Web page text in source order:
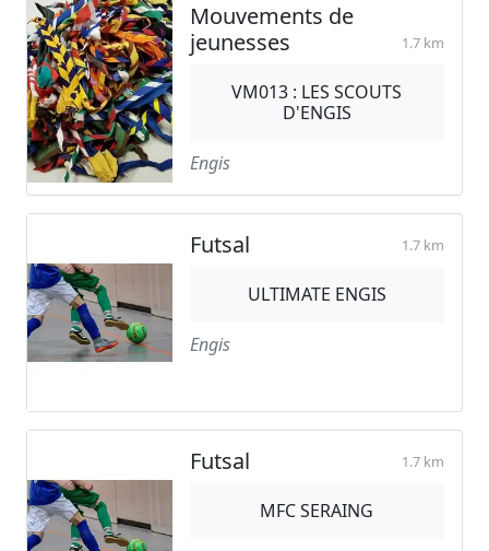
Mouvements de
jeunesses
1.7 km
VM013 : LES SCOUTS
D'ENGIS
Engis
Futsal 1.7 km
ULTIMATE ENGIS
Engis
Futsal 1.7 km
MFC SERAING